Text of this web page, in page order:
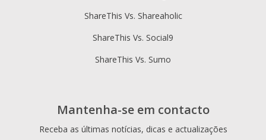
ShareThis Vs. Shareaholic
ShareThis Vs. Social9
ShareThis Vs. Sumo
Mantenha-se em contacto
Receba as últimas notícias, dicas e actualizações